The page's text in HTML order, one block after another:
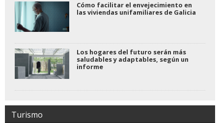
Cómo facilitar el envejecimiento en
las viviendas unifamiliares de Galicia
Los hogares del futuro serán más
saludables y adaptables, según un
informe
Turismo